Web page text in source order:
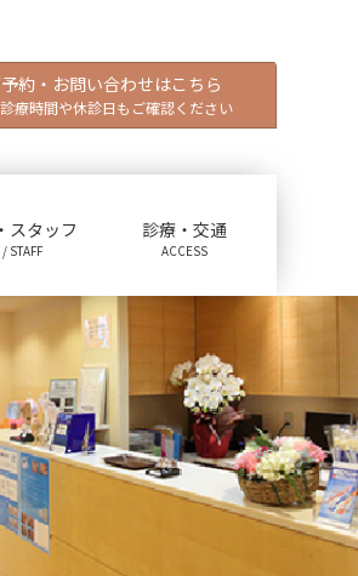
約・お問い合わせはこちら
診療時間や休診日もご確認ください
スタッフ
STAFF
診療・交通
ACCESS